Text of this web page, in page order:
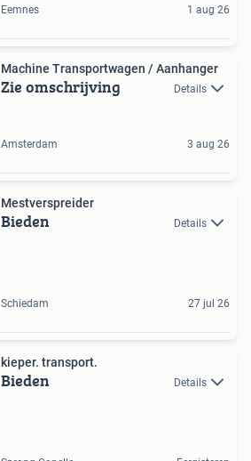
Eemnes 1 aug 26
Machine Transportwagen / Aanhanger
Zie omschrijving Details
Amsterdam 3 aug 26
Mestverspreider
Bieden Details
Schiedam 27 jul 26
kieper. transport.
Bieden Details